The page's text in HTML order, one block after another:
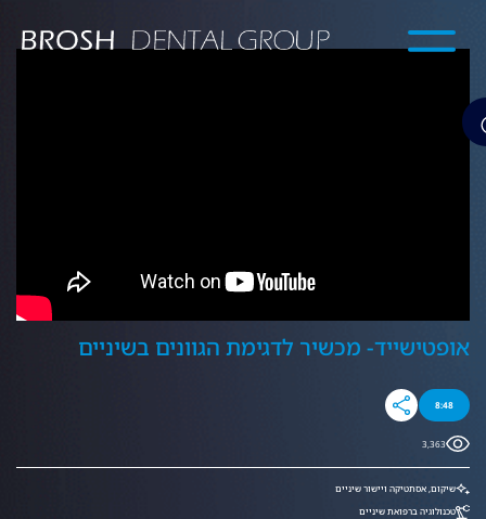
אופטישייד- מכשיר לדגימת הגוונים בשיניים
8:48
3,363
שיקום, אסתטיקה ויישור שיניים
טכנולוגיה ברפואת שיניים